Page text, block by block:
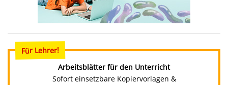
Für Lehrer!
Arbeitsblätter für den Unterricht
Sofort einsetzbare Kopiervorlagen &